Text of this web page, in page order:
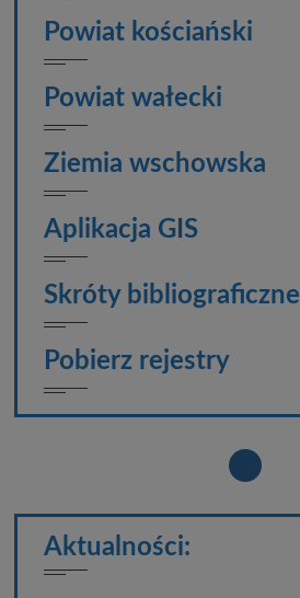
Powiat kościański
Powiat wałecki
Ziemia wschowska
Aplikacja GIS
Skróty bibliograficzne
Pobierz rejestry
Aktualności: